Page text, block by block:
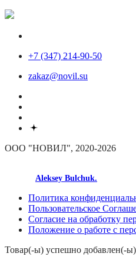
+7 (347) 214-90-50
zakaz@novil.su
ООО "НОВИЛ", 2020-2026
Aleksey Bulchuk.
Политика
Пользовательское
Согласие на обработку
Положение о работе с
Товар(-ы) успешно добавлен(-